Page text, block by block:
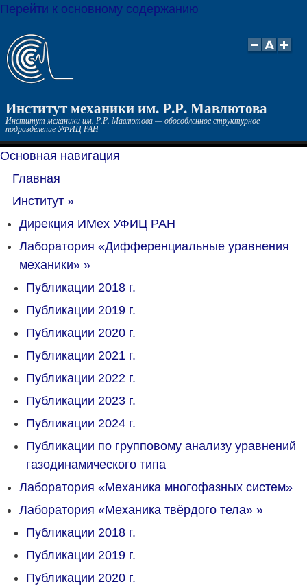
Перейти к основному содержанию
Институт механики им. Р.Р. Мавлютова
Институт механики им. Р.Р. Мавлютова — обособленное структурное
подразделение УФИЦ РАН
Основная навигация
Главная
Институт »
Дирекция ИМех УФИЦ РАН
Лаборатория «Дифференциальные уравнения
механики» »
Публикации 2018 г.
Публикации 2019 г.
Публикации 2020 г.
Публикации 2021 г.
Публикации 2022 г.
Публикации 2023 г.
Публикации 2024 г.
Публикации по групповому анализу уравнений
газодинамического типа
Лаборатория «Механика многофазных систем»
Лаборатория «Механика твёрдого тела» »
Публикации 2018 г.
Публикации 2019 г.
Публикации 2020 г.